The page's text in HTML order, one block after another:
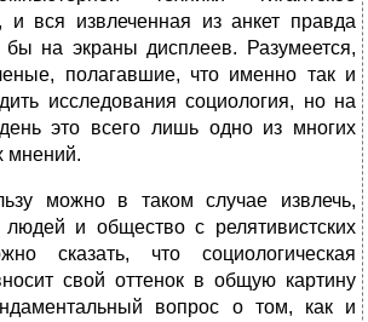
и вся извлеченная из анкет правда
бы на экраны дисплеев. Разумеется,
полагавшие, что именно так и
исследования социология, но на
это всего лишь одно из многих
мнений.
можно в таком случае извлечь,
людей и общество с релятивистских
сказать, что социологическая
свой оттенок в общую картину
вопрос о том, как и